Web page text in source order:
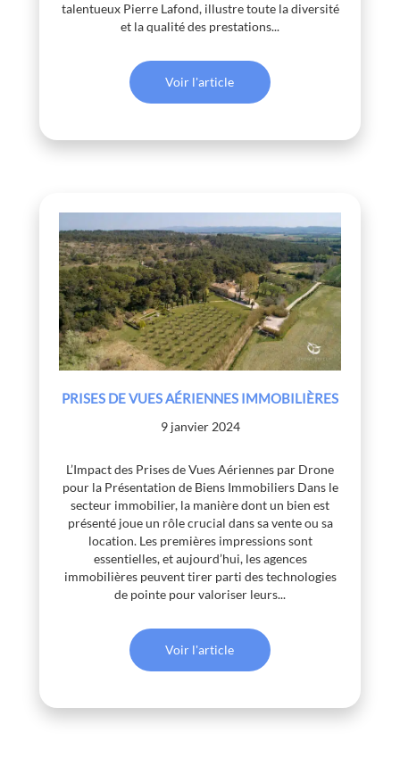
talentueux Pierre Lafond, illustre toute la diversité
et la qualité des prestations...
Voir l'article
PRISES DE VUES AÉRIENNES IMMOBILIÈRES
9 janvier 2024
L’Impact des Prises de Vues Aériennes par Drone
pour la Présentation de Biens Immobiliers Dans le
secteur immobilier, la manière dont un bien est
présenté joue un rôle crucial dans sa vente ou sa
location. Les premières impressions sont
essentielles, et aujourd’hui, les agences
immobilières peuvent tirer parti des technologies
de pointe pour valoriser leurs...
Voir l'article